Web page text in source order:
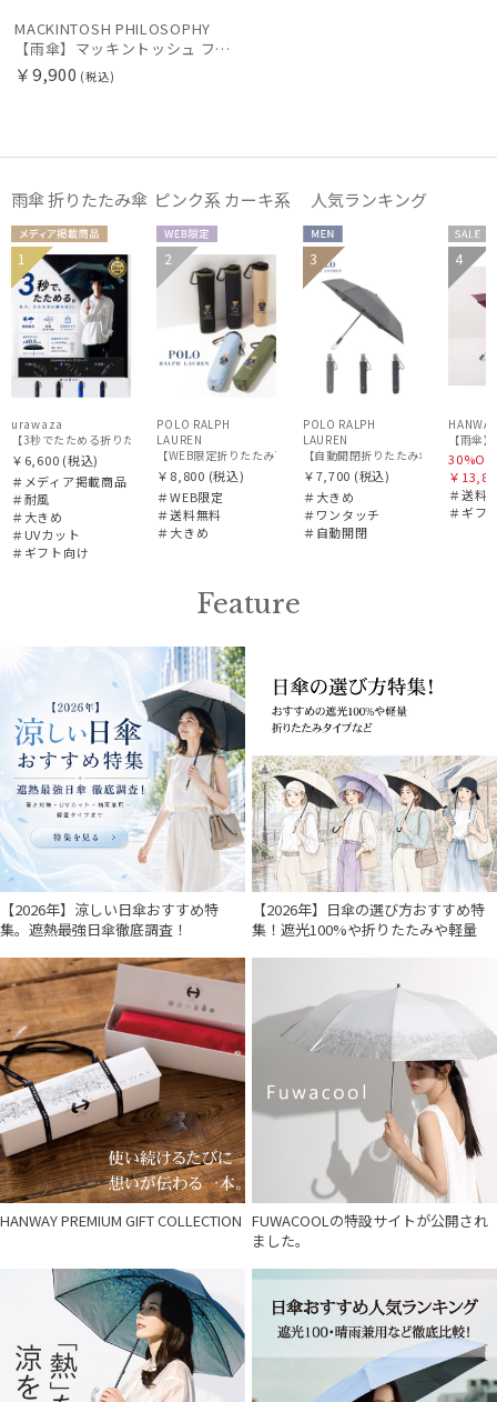
在庫表示
販売状況
入荷状況
MACKINTOSH PHILOSOPHY
【雨傘】マッキントッシュ フィロソフィー (MACKINTOSH PHILOSOPHY) バーブレラ 軽量 無地 ロゴ 60cm
￥9,900 (税込)
雨傘 折りたたみ傘 ピンク系 カーキ系 人気ランキング
メディア掲
載商品
ギフト
向け
MEN
1
urawaza
【3秒でたためる折りたたみ雨傘】urawaza 無双（ウラワザ）プレーン58 耐風 大きめ
￥6,600 (税込)
＃メディア掲載商品
＃耐風
＃大きめ
＃UVカット
＃ギフト向け
WEB限
定
送料無
料
UNISE
X
2
POLO RALPH
LAUREN
【WEB限定折りたたみ雨傘】ポロ ラルフ ローレン（POLO
￥8,800 (税込)
＃WEB限定
＃送料無料
＃大きめ
MEN
3
POLO RALPH
LAUREN
【自動開閉折りたたみ傘】ポロ
￥7,700 (税込)
＃大きめ
＃ワンタッチ
＃自動開閉
セー
ル
ギフト
向け
4
HANWAY
￥
＃送料
＃ギフ
Feature
【2026年】涼しい日傘おすすめ特
集。遮熱最強日傘徹底調査！
【2026年】日傘の選び方おすすめ特
集！遮光100%や折りたたみや軽量
HANWAY PREMIUM GIFT COLLECTION FUWACOOLの特設サイトが公開され
ました。